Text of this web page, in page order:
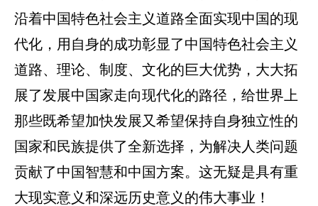
沿着中国特色社会主义道路全面实现中国的现
代化，用自身的成功彰显了中国特色社会主义
道路、理论、制度、文化的巨大优势，大大拓
展了发展中国家走向现代化的路径，给世界上
那些既希望加快发展又希望保持自身独立性的
国家和民族提供了全新选择，为解决人类问题
贡献了中国智慧和中国方案。这无疑是具有重
大现实意义和深远历史意义的伟大事业！